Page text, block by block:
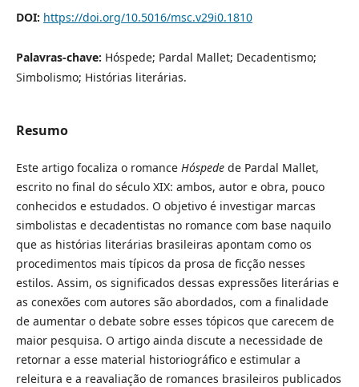
DOI: https://doi.org/10.5016/msc.v29i0.1810
Palavras-chave: Hóspede; Pardal Mallet; Decadentismo;
Simbolismo; Histórias literárias.
Resumo
Este artigo focaliza o romance Hóspede de Pardal Mallet,
escrito no final do século XIX: ambos, autor e obra, pouco
conhecidos e estudados. O objetivo é investigar marcas
simbolistas e decadentistas no romance com base naquilo
que as histórias literárias brasileiras apontam como os
procedimentos mais típicos da prosa de ficção nesses
estilos. Assim, os significados dessas expressões literárias e
as conexões com autores são abordados, com a finalidade
de aumentar o debate sobre esses tópicos que carecem de
maior pesquisa. O artigo ainda discute a necessidade de
retornar a esse material historiográfico e estimular a
releitura e a reavaliação de romances brasileiros publicados